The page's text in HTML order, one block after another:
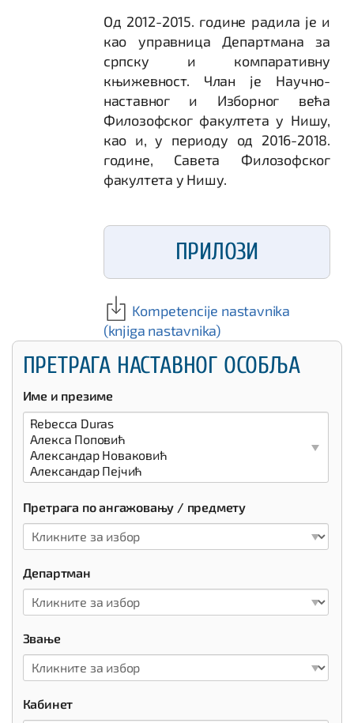
Од 2012-2015. године радила је и
као управница Департмана за
српску и компаративну
књижевност. Члан је Научно-
наставног и Изборног већа
Филозофског факултета у Нишу,
као и, у периоду од 2016-2018.
године, Савета Филозофског
факултета у Нишу.
ПРИЛОЗИ
Kompetencije nastavnika
(knjiga nastavnika)
ПРЕТРАГА НАСТАВНОГ ОСОБЉА
Име и презиме
Претрага по ангажовању / предмету
Департман
Звање
Кабинет